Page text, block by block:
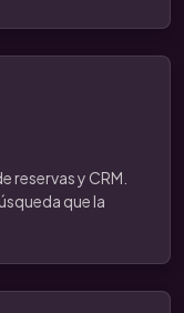
y CRM.
que la